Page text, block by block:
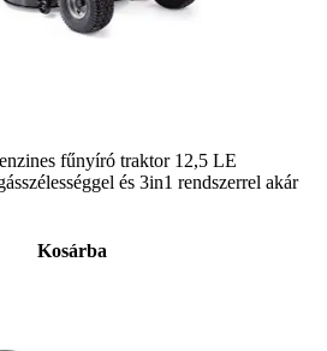
fűnyíró traktor 12,5 LE
és 3in1 rendszerrel akár
Kosárba